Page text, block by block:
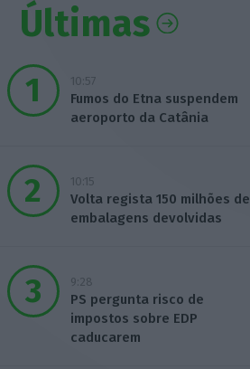
Últimas
10:57
Fumos do Etna suspendem
aeroporto da Catânia
10:15
Volta regista 150 milhões de
embalagens devolvidas
9:28
PS pergunta risco de
impostos sobre EDP
caducarem